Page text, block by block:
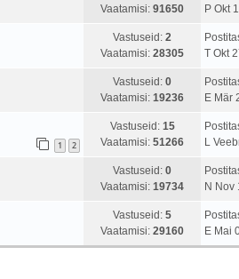
Vaatamisi: 91650
P Okt
Vastuseid: 2
Vaatamisi: 28305
T Okt
Vastuseid: 0
Vaatamisi: 19236
E Mär
1 2
Vastuseid: 15
Vaatamisi: 51266
L
Vastuseid: 0
Vaatamisi: 19734
N Nov
Vastuseid: 5
Vaatamisi: 29160
E Mai